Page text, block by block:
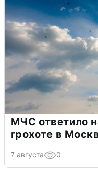
МЧС ответило
грохоте в
7 августа 0